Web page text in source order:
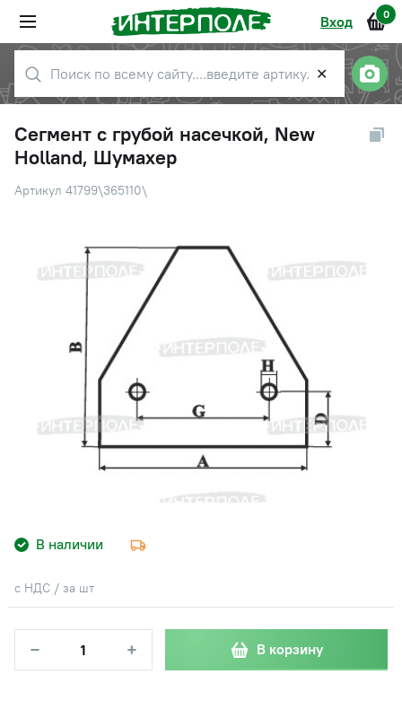
Вход 0
✕
Сегмент с грубой насечкой, New
Holland, Шумахер
Артикул 41799\365110\
В наличии
с НДС / за шт
− + В корзину